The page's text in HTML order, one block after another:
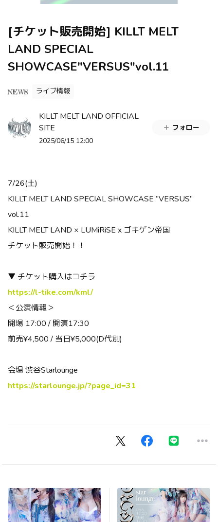
[チケット販売開始] KILLT MELT
LAND SPECIAL
SHOWCASE"VERSUS"vol.11
NEWS ライブ情報
KILLT MELT LAND OFFICIAL
SITE
2025/06/15 12:00
フォロー
7/26(土)
KILLT MELT LAND SPECIAL SHOWCASE ”VERSUS”
vol.11
KILLT MELT LAND × LUMiRiSE x ゴキゲン帝国
チケット販売開始！！⁡ ⁡
▼ チケット購入はコチラ
https://l-tike.com/kml/
＜公演情報＞
開場 17:00 / 開演17:30
前売¥4,500 / 当日¥5,000(D代別)
会場 渋谷Starlounge
https://starlounge.jp/?page_id=31